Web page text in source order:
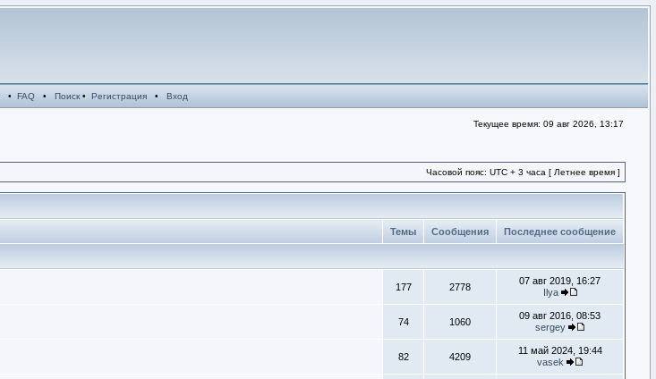
• FAQ• Поиск• Регистрация• Вход
Текущее время: 09 авг 2026, 13:17
Часовой пояс: UTC + 3 часа [ Летнее время ]
Темы Сообщения Последнее сообщение
177 2778
07 авг 2019, 16:27
Ilya
74 1060
09 авг 2016, 08:53
sergey
82 4209
11 май 2024, 19:44
vasek